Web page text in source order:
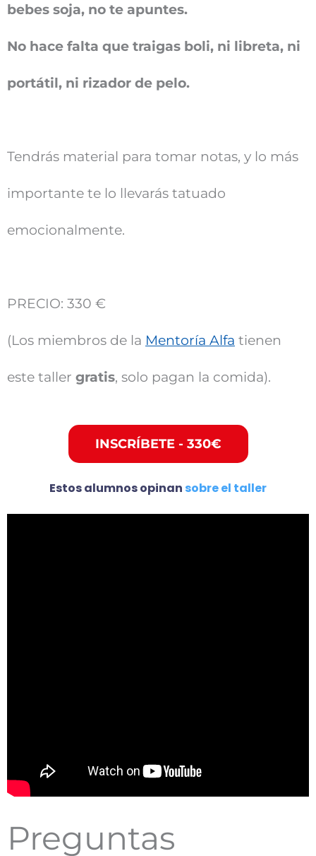
bebes soja, no te apuntes.
No hace falta que traigas boli, ni libreta, ni
portátil, ni rizador de pelo.
Tendrás material para tomar notas, y lo más
importante te lo llevarás tatuado
emocionalmente.
PRECIO: 330 €
(Los miembros de la Mentoría Alfa tienen
este taller gratis, solo pagan la comida).
INSCRÍBETE - 330€
Estos alumnos opinan sobre el taller
Preguntas